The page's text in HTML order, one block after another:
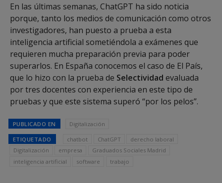
En las últimas semanas, ChatGPT ha sido noticia
porque, tanto los medios de comunicación como otros
investigadores, han puesto a prueba a esta
inteligencia artificial sometiéndola a exámenes que
requieren mucha preparación previa para poder
superarlos. En España conocemos el caso de El País,
que lo hizo con la prueba de Selectividad evaluada
por tres docentes con experiencia en este tipo de
pruebas y que este sistema superó “por los pelos”.
PUBLICADO EN Digitalización
ETIQUETADO chatbot ChatGPT
derecho laboral
Digitalización
empresa
Graduados Sociales Madrid
inteligencia artificial
software trabajo